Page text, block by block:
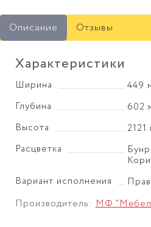
Описание Отзывы
Характеристики
Ширина
449
Глубина
602
Высота
2121
Расцветка
Вариант исполнения
Производитель:МФ